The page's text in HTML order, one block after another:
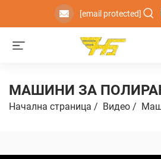
[email protected]
МАШИНИ ЗА
Начална страница / Видео /